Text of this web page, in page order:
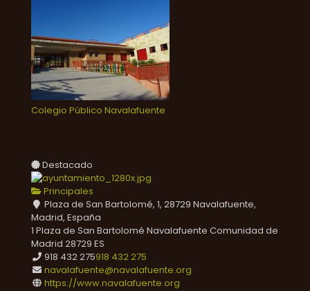
Colegio Público Navalafuente
Destacado
Principales
Plaza de San Bartolomé, 1, 28729 Navalafuente,
Madrid, España
1 Plaza de San Bartolomé Navalafuente Comunidad de
Madrid 28729 ES
918 432 275918 432 275
navalafuente@navalafuente.org
https://www.navalafuente.org